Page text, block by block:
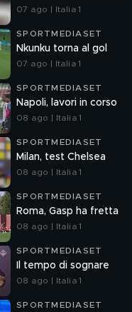
07 ago | Italia 1
SPORTMEDIASET
Nkunku torna al gol
07 ago | Italia 1
SPORTMEDIASET
Napoli, lavori in corso
08 ago | Italia 1
SPORTMEDIASET
Milan, test Chelsea
08 ago | Italia 1
SPORTMEDIASET
Roma, Gasp ha fretta
08 ago | Italia 1
SPORTMEDIASET
Il tempo di sognare
08 ago | Italia 1
SPORTMEDIASET